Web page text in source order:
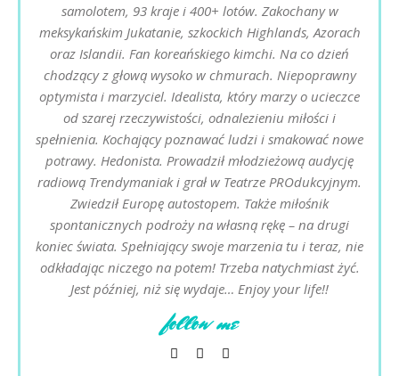
samolotem, 93 kraje i 400+ lotów. Zakochany w
meksykańskim Jukatanie, szkockich Highlands, Azorach
oraz Islandii. Fan koreańskiego kimchi. Na co dzień
chodzący z głową wysoko w chmurach. Niepoprawny
optymista i marzyciel. Idealista, który marzy o ucieczce
od szarej rzeczywistości, odnalezieniu miłości i
spełnienia. Kochający poznawać ludzi i smakować nowe
potrawy. Hedonista. Prowadził młodzieżową audycję
radiową Trendymaniak i grał w Teatrze PROdukcyjnym.
Zwiedził Europę autostopem. Także miłośnik
spontanicznych podroży na własną rękę – na drugi
koniec świata. Spełniający swoje marzenia tu i teraz, nie
odkładając niczego na potem! Trzeba natychmiast żyć.
Jest później, niż się wydaje… Enjoy your life!!
follow me